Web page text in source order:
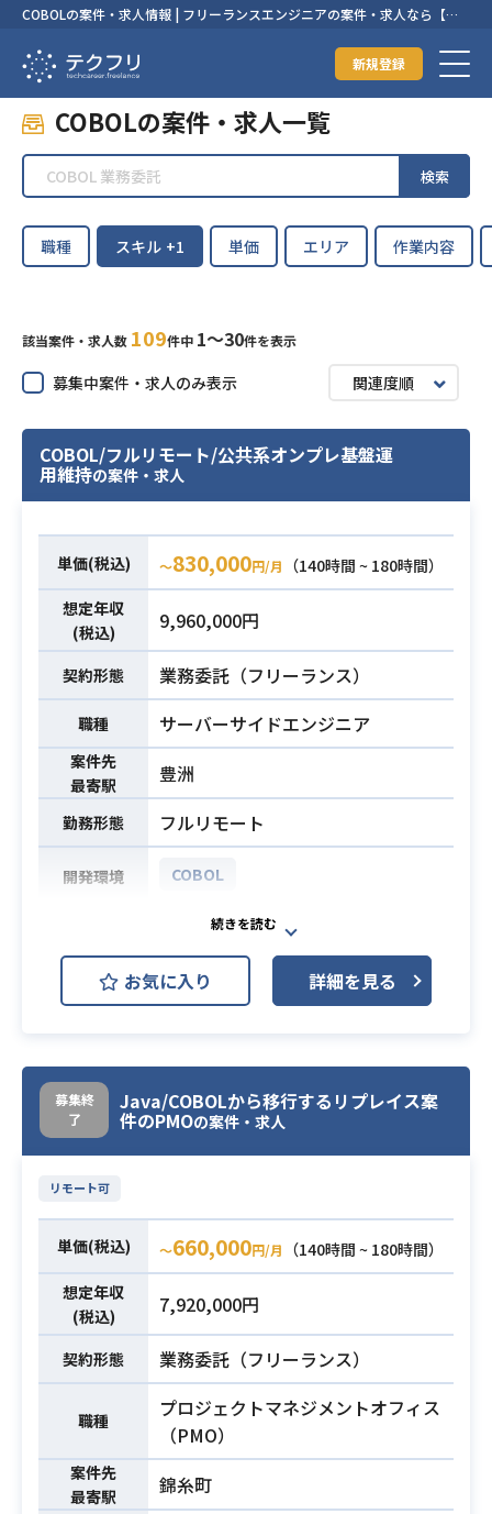
COBOLの案件・求人情報 | フリーランスエンジニアの案件・求人なら【テ
新規登録
COBOLの案件・求人一覧
検索
職種 スキル +1 単価 エリア 作業内容
該当案件・求人数 109件中 1〜30件を表示
募集中案件・求人のみ表示 関連度順
COBOL/フルリモート/公共系オンプレ基盤運
用維持の案件・求人
単価(税込) 〜830,000円/月
（140時間 ~ 180時間）
想定年収
(税込)
9,960,000円
契約形態 業務委託（フリーランス）
職種 サーバーサイドエンジニア
案件先
最寄駅
豊洲
勤務形態 フルリモート
開発環境 COBOL
業務内容
【仕事内容】
物理機器（仮想化基盤）、物理NW機
器、仮想基盤上のサーバーおよびD
B、MWのメンテナンス、エンハンス
詳細は、面談時にお話しいたしま
す。
お気に入り 詳細を見る
募集終
了
Java/COBOLから移行するリプレイス案
件のPMOの案件・求人
リモート可
単価(税込) 〜660,000円/月
（140時間 ~ 180時間）
想定年収
(税込)
7,920,000円
契約形態 業務委託（フリーランス）
職種
プロジェクトマネジメントオフィス
（PMO）
案件先
最寄駅
錦糸町